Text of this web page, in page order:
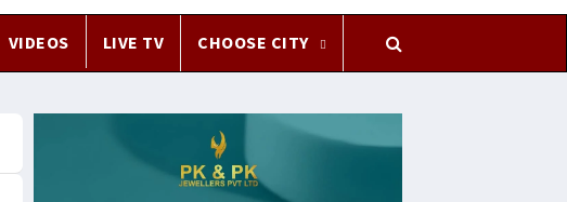
VIDEOS LIVE TV CHOOSE CITY